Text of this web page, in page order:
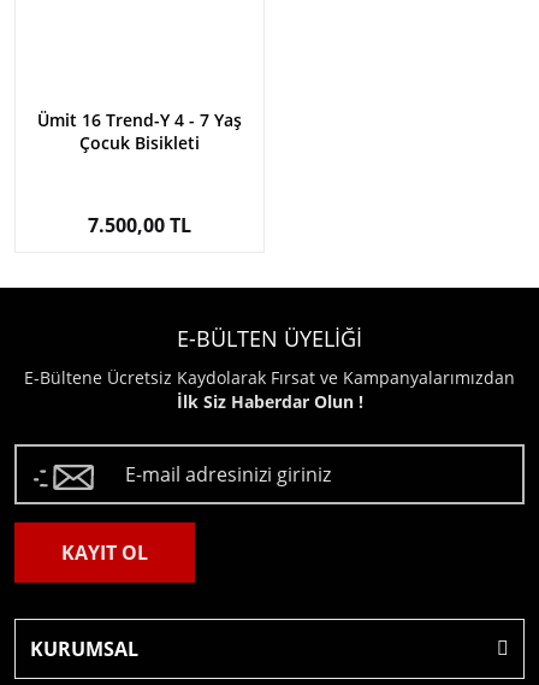
Ümit 16 Trend-Y 4 - 7 Yaş
Çocuk Bisikleti
7.500,00 TL
E-BÜLTEN ÜYELİĞİ
E-Bültene Ücretsiz Kaydolarak Fırsat ve Kampanyalarımızdan
İlk Siz Haberdar Olun !
KAYIT OL
KURUMSAL